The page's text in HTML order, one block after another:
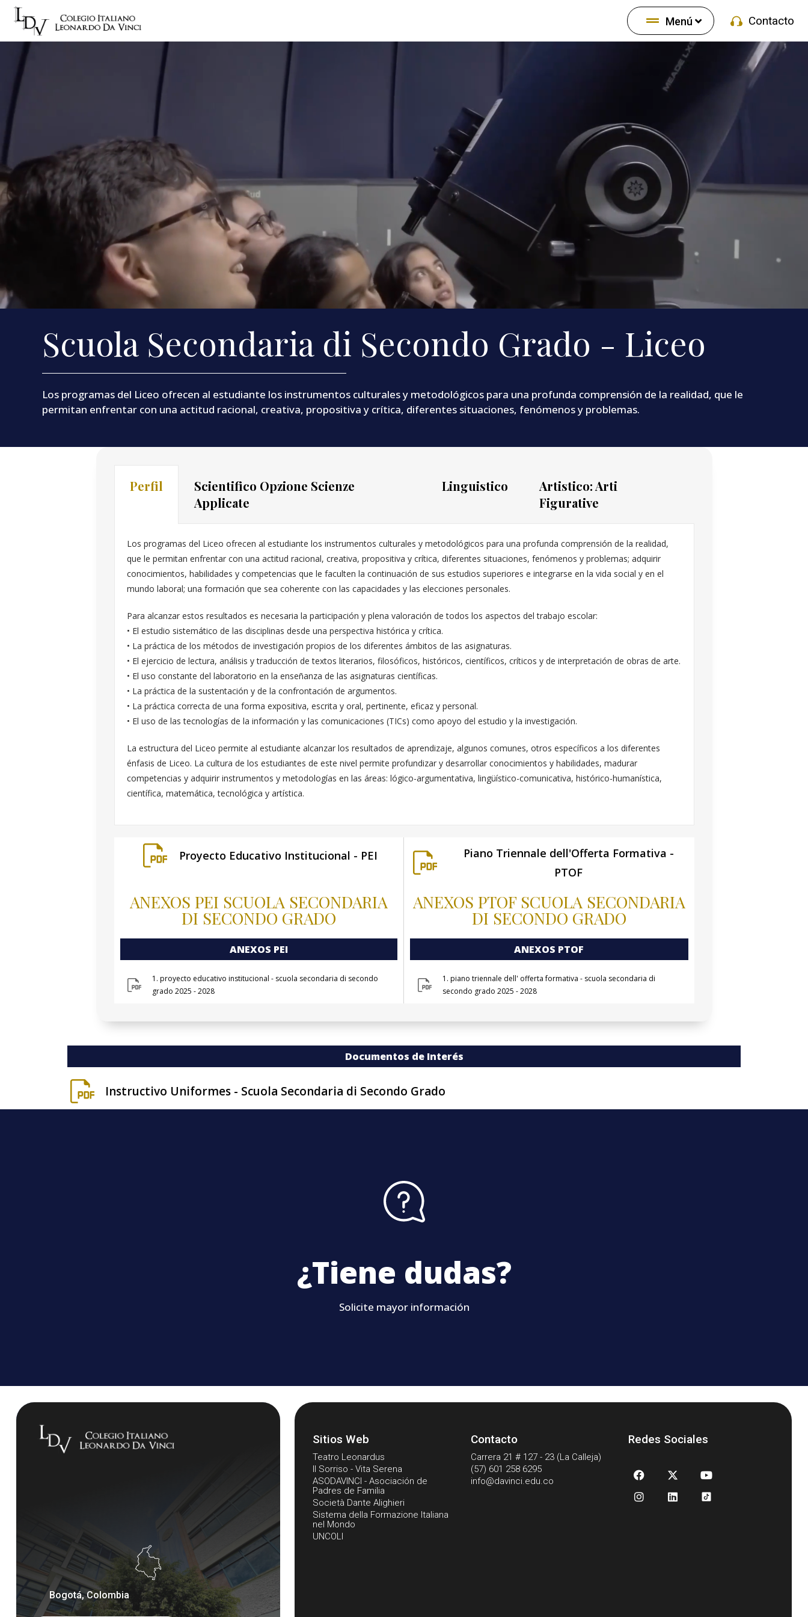
Menú Contacto
Scuola Secondaria di Secondo Grado - Liceo
Los programas del Liceo ofrecen al estudiante los instrumentos culturales y metodológicos para una profunda comprensión de la realidad, que le
permitan enfrentar con una actitud racional, creativa, propositiva y crítica, diferentes situaciones, fenómenos y problemas.
Perfil
Scientifico Opzione Scienze
Applicate
Linguistico
Artistico: Arti
Figurative
Los programas del Liceo ofrecen al estudiante los instrumentos culturales y metodológicos para una profunda comprensión de la realidad,
que le permitan enfrentar con una actitud racional, creativa, propositiva y crítica, diferentes situaciones, fenómenos y problemas; adquirir
conocimientos, habilidades y competencias que le faculten la continuación de sus estudios superiores e integrarse en la vida social y en el
mundo laboral; una formación que sea coherente con las capacidades y las elecciones personales.
Para alcanzar estos resultados es necesaria la participación y plena valoración de todos los aspectos del trabajo escolar:
• El estudio sistemático de las disciplinas desde una perspectiva histórica y crítica.
• La práctica de los métodos de investigación propios de los diferentes ámbitos de las asignaturas.
• El ejercicio de lectura, análisis y traducción de textos literarios, filosóficos, históricos, científicos, críticos y de interpretación de obras de arte.
• El uso constante del laboratorio en la enseñanza de las asignaturas científicas.
• La práctica de la sustentación y de la confrontación de argumentos.
• La práctica correcta de una forma expositiva, escrita y oral, pertinente, eficaz y personal.
• El uso de las tecnologías de la información y las comunicaciones (TICs) como apoyo del estudio y la investigación.
La estructura del Liceo permite al estudiante alcanzar los resultados de aprendizaje, algunos comunes, otros específicos a los diferentes
énfasis de Liceo. La cultura de los estudiantes de este nivel permite profundizar y desarrollar conocimientos y habilidades, madurar
competencias y adquirir instrumentos y metodologías en las áreas: lógico-argumentativa, lingüístico-comunicativa, histórico-humanística,
científica, matemática, tecnológica y artística.
Proyecto Educativo Institucional - PEI
Piano Triennale dell'Offerta Formativa -
PTOF
ANEXOS PEI SCUOLA SECONDARIA
DI SECONDO GRADO
ANEXOS PEI
1. proyecto educativo institucional - scuola secondaria di secondo
grado 2025 - 2028
ANEXOS PTOF SCUOLA SECONDARIA
DI SECONDO GRADO
ANEXOS PTOF
1. piano triennale dell' offerta formativa - scuola secondaria di
secondo grado 2025 - 2028
Documentos de Interés
Instructivo Uniformes - Scuola Secondaria di Secondo Grado
¿Tiene dudas?
Solicite mayor información
Bogotá, Colombia
Sitios Web
Teatro Leonardus
Il Sorriso - Vita Serena
ASODAVINCI - Asociación de
Padres de Familia
Società Dante Alighieri
Sistema della Formazione Italiana
nel Mondo
UNCOLI
Contacto
Carrera 21 # 127 - 23 (La Calleja)
(57) 601 258 6295
info@davinci.edu.co
Redes Sociales